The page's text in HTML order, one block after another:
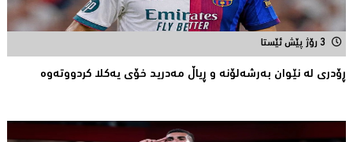
3 رۆژ پێش ئێستا
ڕۆدری لە نێوان بەرشەلۆنە و ڕیاڵ مەدرید خۆی یەکلا کردووتەوە